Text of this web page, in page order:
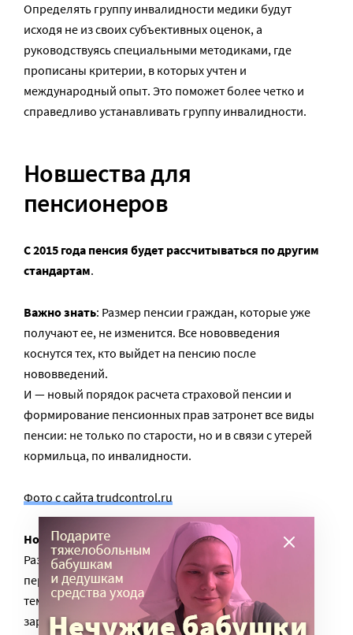
Определять группу инвалидности медики будут
исходя не из своих субъективных оценок, а
руководствуясь специальными методиками, где
прописаны критерии, в которых учтен и
международный опыт. Это поможет более четко и
справедливо устанавливать группу инвалидности.
Новшества для
пенсионеров
С 2015 года пенсия будет рассчитываться по другим
стандартам.
Важно знать: Размер пенсии граждан, которые уже
получают ее, не изменится. Все нововведения
коснутся тех, кто выйдет на пенсию после
нововведений.
И — новый порядок расчета страховой пенсии и
формирование пенсионных прав затронет все виды
пенсии: не только по старости, но и в связи с утерей
кормильца, по инвалидности.
Фото с сайта trudcontrol.ru
Новые правила:
Размер пенсии будет определяться, во-первых,
периодом страхового стажа (и чем длиннее он был,
тем более высокая пенсия ожидается), и размером
зарплаты.